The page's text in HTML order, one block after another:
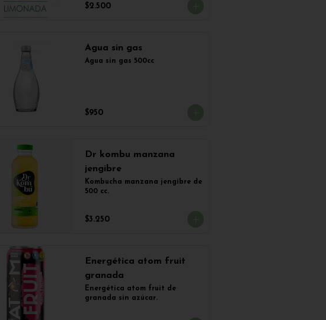
$2.500
Agua sin gas
Agua sin gas 500cc
$950
Dr kombu manzana
jengibre
Kombucha manzana jengibre de
500 cc.
$3.250
Energética atom fruit
granada
Energética atom fruit de
granada sin azúcar.